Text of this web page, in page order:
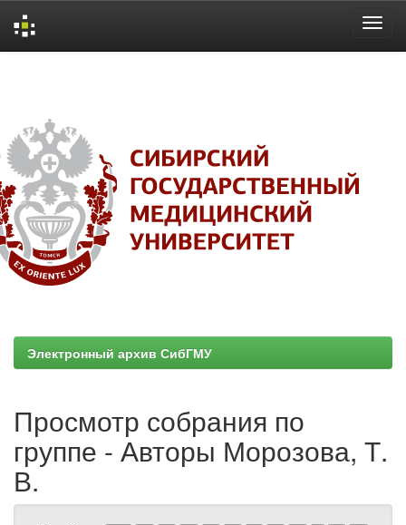
Электронный архив СибГМУ
Просмотр собрания по
группе - Авторы Морозова, Т.
В.